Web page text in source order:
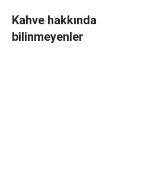
Kahve hakkında
bilinmeyenler